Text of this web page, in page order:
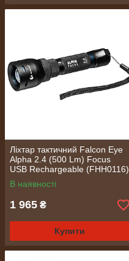
Ліхтар тактичний Falcon Eye
Alpha 2.4 (500 Lm) Focus
USB Rechargeable (FHH0116)
В наявності
1 965 ₴
Купити